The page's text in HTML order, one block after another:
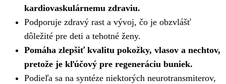
kardiovaskulárnemu zdraviu.
Podporuje zdravý rast a vývoj, čo je obzvlášť
dôležité pre deti a tehotné ženy.
Pomáha zlepšiť kvalitu pokožky, vlasov a nechtov,
pretože je kľúčový pre regeneráciu buniek.
Podieľa sa na syntéze niektorých neurotransmiterov,